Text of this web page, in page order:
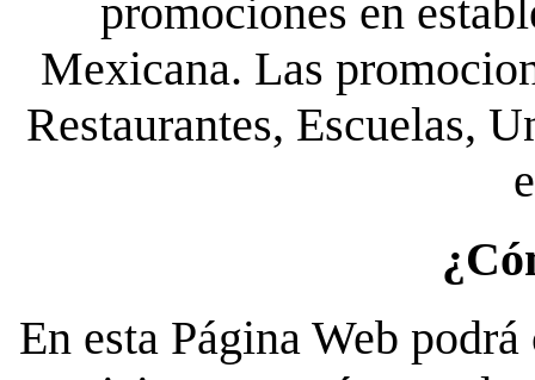
promociones en
Mexicana. Las
Restaurantes, Escuelas,
En esta Página Web